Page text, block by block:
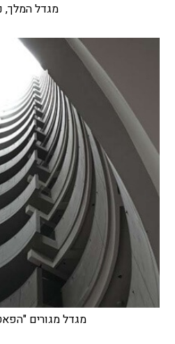
מגדל המלך,
מגדל מגורים